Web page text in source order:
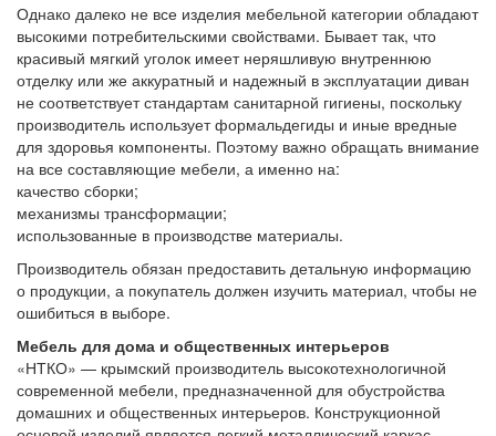
Однако далеко не все изделия мебельной категории обладают
высокими потребительскими свойствами. Бывает так, что
красивый мягкий уголок имеет неряшливую внутреннюю
отделку или же аккуратный и надежный в эксплуатации диван
не соответствует стандартам санитарной гигиены, поскольку
производитель использует формальдегиды и иные вредные
для здоровья компоненты. Поэтому важно обращать внимание
на все составляющие мебели, а именно на:
качество сборки;
механизмы трансформации;
использованные в производстве материалы.
Производитель обязан предоставить детальную информацию
о продукции, а покупатель должен изучить материал, чтобы не
ошибиться в выборе.
Мебель для дома и общественных интерьеров
«НТКО» — крымский производитель высокотехнологичной
современной мебели, предназначенной для обустройства
домашних и общественных интерьеров. Конструкционной